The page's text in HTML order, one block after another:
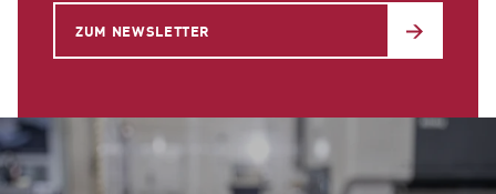
ZUM NEWSLETTER